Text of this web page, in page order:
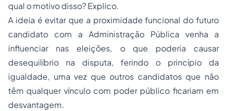
qual o motivo disso? Explico.
A ideia é evitar que a proximidade funcional do futuro
candidato com a Administração Pública venha a
influenciar nas eleições, o que poderia causar
desequilíbrio na disputa, ferindo o princípio da
igualdade, uma vez que outros candidatos que não
têm qualquer vínculo com poder público ficariam em
desvantagem.